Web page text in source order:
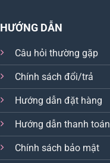
HƯỚNG DẪN
Câu hỏi thường gặp
Chính sách đổi/trả
Hướng dẫn đặt hàng
Hướng dẫn thanh toán
Chính sách bảo mật